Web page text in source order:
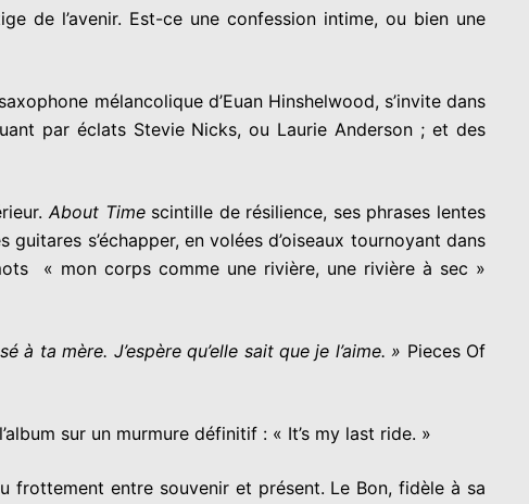
de l’avenir. Est-ce une confession intime, ou bien une
mélancolique d’Euan Hinshelwood, s’invite dans
par éclats Stevie Nicks, ou Laurie Anderson ; et des
About Timescintille de résilience, ses phrases lentes
guitares s’échapper, en volées d’oiseaux tournoyant dans
« mon corps comme une rivière, une rivière à sec »
à ta mère. J’espère qu’elle sait que je l’aime. » Pieces Of
sur un murmure définitif : « It’s my last ride. »
frottement entre souvenir et présent. Le Bon, fidèle à sa